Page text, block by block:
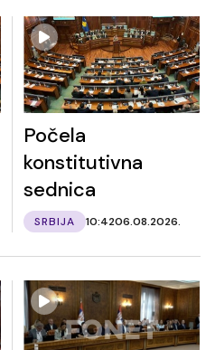
Počela
konstitutivna
sednica
SRBIJA 10:4206.08.2026.